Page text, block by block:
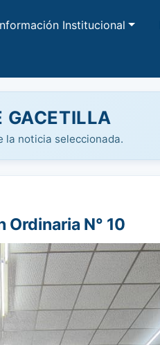
Institucional
GACETILLA
la noticia seleccionada.
Ordinaria N° 10